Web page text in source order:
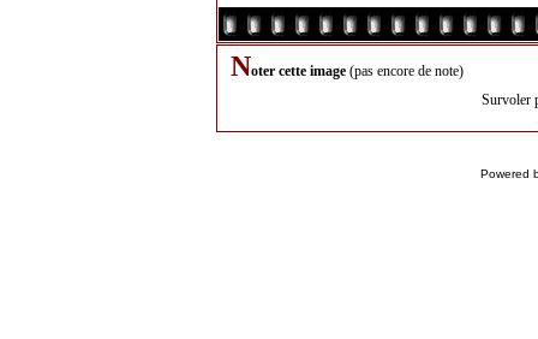
Noter cette image (pas encore de note)
Survoler
Powered